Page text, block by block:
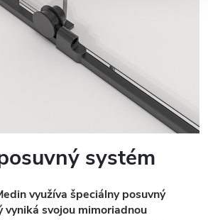
systém
využíva špeciálny posuvný
vyniká svojou mimoriadnou